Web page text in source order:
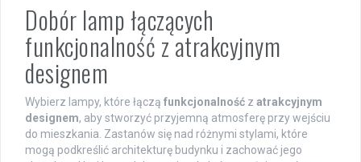
Dobór lamp łączących
funkcjonalność z atrakcyjnym
designem
Wybierz lampy, które łączą funkcjonalność z atrakcyjnym
designem, aby stworzyć przyjemną atmosferę przy wejściu
do mieszkania. Zastanów się nad różnymi stylami, które
mogą podkreślić architekturę budynku i zachować jego